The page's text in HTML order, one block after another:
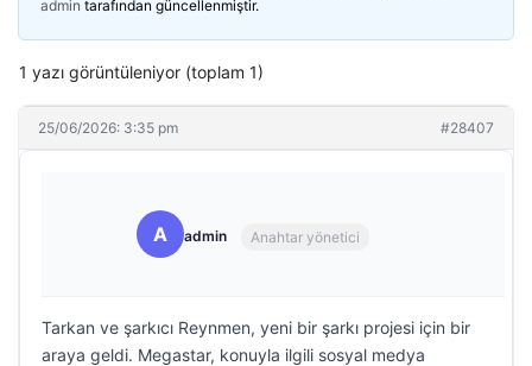
admin tarafından güncellenmiştir.
1 yazı görüntüleniyor (toplam 1)
25/06/2026: 3:35 pm #28407
A admin Anahtar yönetici
Tarkan ve şarkıcı Reynmen, yeni bir şarkı projesi için bir
araya geldi. Megastar, konuyla ilgili sosyal medya